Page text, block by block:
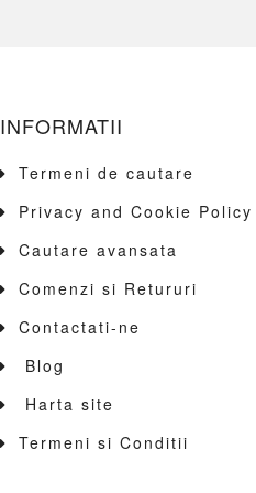
INFORMATII
Termeni de cautare
Privacy and Cookie Policy
Cautare avansata
Comenzi si Retururi
Contactati-ne
Blog
Harta site
Termeni si Conditii